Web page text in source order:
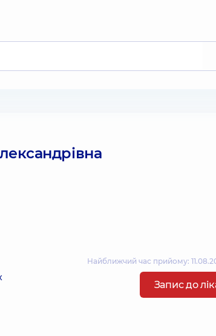
Найближчий час прийому:
Запис до